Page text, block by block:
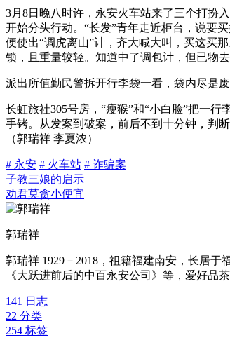
3月8日晚八时许，永安火车站来了三个打扮
开始分头行动。“长发”青年走近柜台，说要
便使出“调虎离山”计，齐大喊大叫，买这买
锁，且重量较轻。知道中了调包计，但已物
派出所值勤民警拆开行李袋一看，袋内尽是
长虹旅社305号房，“瘦猴”和“小白脸”把一
手铐。从发案到破案，前后不到十分钟，判
（郭瑞祥 李夏浓）
# 永安 # 火车站 # 诈骗案
子教三娘的启示
劝君莫贪小便宜
郭瑞祥
郭瑞祥 1929－2018，祖籍福建南安，长居
《大跃进前后的中百永安公司》等，爱好品
141 日志
22 分类
254 标签